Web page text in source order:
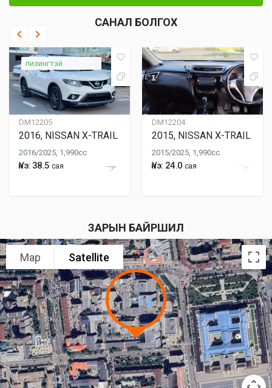
САНАЛ БОЛГОХ
DM12205
лизингтэй
2016, NISSAN X-TRAIL
2016/2025, 1,990cc
Үнэ: 38.5 сая
DM12204
2015, NISSAN X-TRAIL
2015/2025, 1,990cc
Үнэ: 24.0 сая
ЗАРЫН БАЙРШИЛ
Map Satellite